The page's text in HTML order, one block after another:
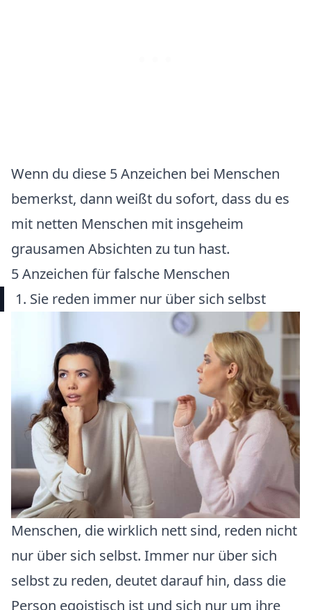
Wenn du diese 5 Anzeichen bei Menschen
bemerkst, dann weißt du sofort, dass du es
mit netten Menschen mit insgeheim
grausamen Absichten zu tun hast.
5 Anzeichen für falsche Menschen
1. Sie reden immer nur über sich selbst
Menschen, die wirklich nett sind, reden nicht
nur über sich selbst. Immer nur über sich
selbst zu reden, deutet darauf hin, dass die
Person egoistisch ist und sich nur um ihre